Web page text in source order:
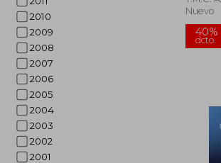
2010
2009
2008
2007
2006
2005
2004
2003
2002
2001
Nuevo